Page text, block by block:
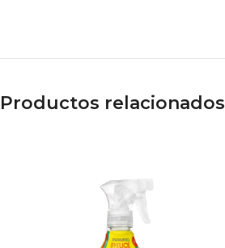
Productos relacionados